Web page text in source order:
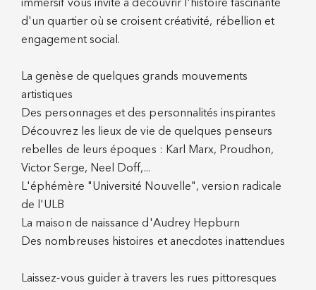
immersif vous invite à découvrir l'histoire fascinante
d'un quartier où se croisent créativité, rébellion et
engagement social.
La genèse de quelques grands mouvements
artistiques
Des personnages et des personnalités inspirantes
Découvrez les lieux de vie de quelques penseurs
rebelles de leurs époques : Karl Marx, Proudhon,
Victor Serge, Neel Doff,...
L'éphémère "Université Nouvelle", version radicale
de l'ULB
La maison de naissance d'Audrey Hepburn
Des nombreuses histoires et anecdotes inattendues
Laissez-vous guider à travers les rues pittoresques